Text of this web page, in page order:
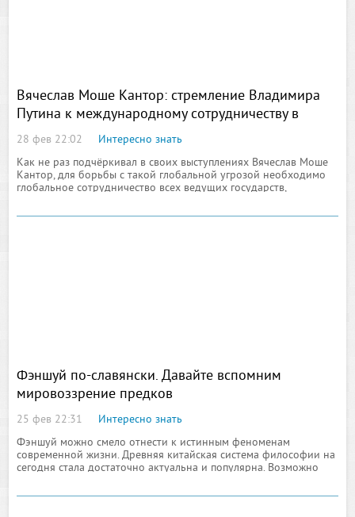
Вячеслав Моше Кантор: стремление Владимира
Путина к международному сотрудничеству в
борьбе с терроризмом необходимо поддержать
28 фев 22:02
Интересно знать
Как не раз подчёркивал в своих выступлениях Вячеслав Моше
Кантор, для борьбы с такой глобальной угрозой необходимо
глобальное сотрудничество всех ведущих государств,
возможности изолироваться и обеспечить собственную
Фэншуй по-славянски. Давайте вспомним
мировоззрение предков
25 фев 22:31
Интересно знать
Фэншуй можно смело отнести к истинным феноменам
современной жизни. Древняя китайская система философии на
сегодня стала достаточно актуальна и популярна. Возможно
организуй свое собственное пространство